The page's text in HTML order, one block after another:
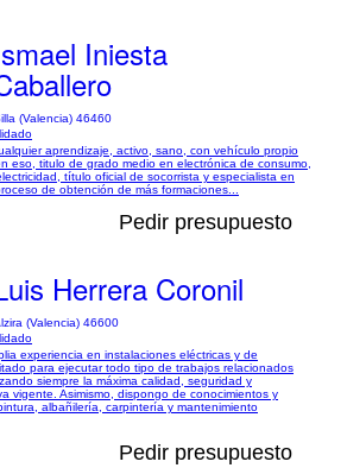
Iniesta
(Valencia) 46460
aprendizaje, activo, sano, con vehículo propio
eso, titulo de grado medio en electrónica de consumo,
título oficial de socorrista y especialista en
de obtención de más formaciones...
Pedir presupuesto
Herrera Coronil
(Valencia) 46600
experiencia en instalaciones eléctricas y de
para ejecutar todo tipo de trabajos relacionados
siempre la máxima calidad, seguridad y
vigente. Asimismo, dispongo de conocimientos y
albañilería, carpintería y mantenimiento
Pedir presupuesto